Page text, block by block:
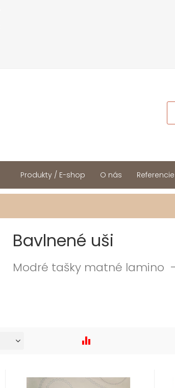
Produkty / E-shop O nás
Bavlnené uši
Modré tašky matné lamino